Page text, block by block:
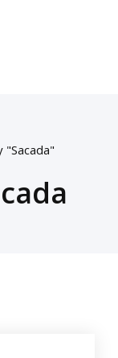
"Sacada"